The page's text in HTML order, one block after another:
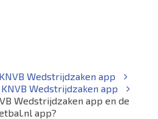
KNVB Wedstrijdzaken app
Wedstrijdzaken app
Wedstrijdzaken app en de
app?